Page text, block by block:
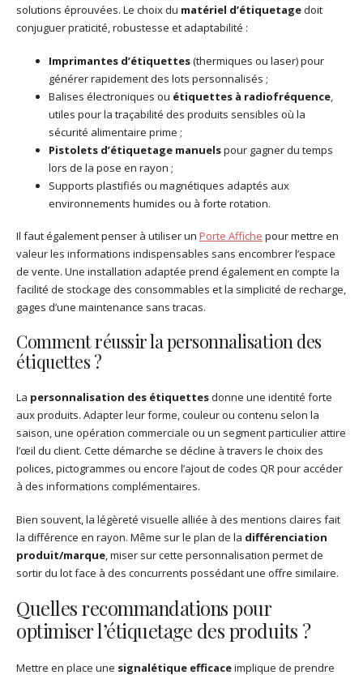
solutions éprouvées. Le choix du matériel d’étiquetagedoit
conjuguer praticité, robustesse et adaptabilité :
Imprimantes d’étiquettes(thermiques ou laser) pour
générer rapidement des lots personnalisés ;
Balises électroniques ou étiquettes à radiofréquence
utiles pour la traçabilité des produits sensibles où la
sécurité alimentaire prime ;
Pistolets d’étiquetage manuelspour gagner du temps
lors de la pose en rayon ;
Supports plastifiés ou magnétiques adaptés aux
environnements humides ou à forte rotation.
Il faut également penser à utiliser un Porte Affiche pour mettre en
valeur les informations indispensables sans encombrer l’espace
de vente. Une installation adaptée prend également en compte la
facilité de stockage des consommables et la simplicité de recharge,
gages d’une maintenance sans tracas.
Comment réussir la personnalisation des
étiquettes ?
La personnalisation des étiquettesdonne une identité forte
aux produits. Adapter leur forme, couleur ou contenu selon la
saison, une opération commerciale ou un segment particulier attire
l’œil du client. Cette démarche se décline à travers le choix des
polices, pictogrammes ou encore l’ajout de codes QR pour accéder
à des informations complémentaires.
Bien souvent, la légèreté visuelle alliée à des mentions claires fait
la différence en rayon. Même sur le plan de la différenciation
produit/marque, miser sur cette personnalisation permet de
sortir du lot face à des concurrents possédant une offre similaire.
Quelles recommandations pour
optimiser l’étiquetage des produits ?
Mettre en place une signalétique efficaceimplique de prendre